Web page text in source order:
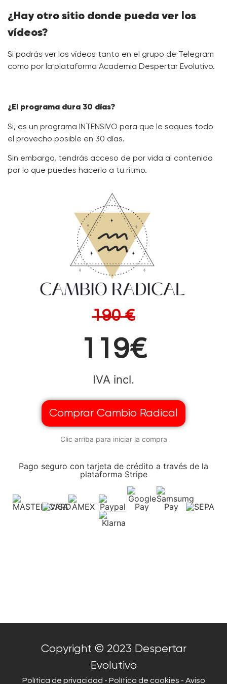
¿Hay otro sitio donde pueda ver los
vídeos?
Si podrás ver los vídeos tanto en el grupo de Telegram
como por la plataforma Academia Despertar Evolutivo.
¿El programa dura 30 días?
Si, es un programa INTENSIVO para que le saques todo
el provecho posible en 30 días.
Sin embargo, tendrás acceso de por vida al contenido
por lo que puedes hacerlo a tu ritmo.
190 €
119€
IVA incl.
Comprar Cambio Radical
Clic arriba para iniciar la compra
Pago seguro con tarjeta de crédito a través de la
plataforma Stripe
Copyright © 2023 Despertar
Evolutivo
Política de privacidad - Política de cookies - Aviso